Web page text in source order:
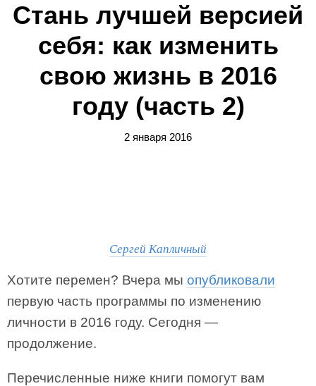
Стань лучшей версией
себя: как изменить
свою жизнь в 2016
году (часть 2)
2 января 2016
Сергей Капличный
Хотите перемен? Вчера мы опубликовали
первую часть программы по изменению
личности в 2016 году. Сегодня —
продолжение.
Перечисленные ниже книги помогут вам